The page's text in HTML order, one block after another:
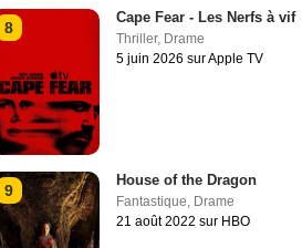
8
Cape Fear - Les Nerfs à vif
Thriller, Drame
5 juin 2026 sur Apple TV
9
House of the Dragon
Fantastique, Drame
21 août 2022 sur HBO